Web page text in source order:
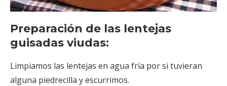
Preparación de las lentejas
guisadas viudas:
Limpiamos las lentejas en agua fría por si tuvieran
alguna piedrecilla y escurrimos.